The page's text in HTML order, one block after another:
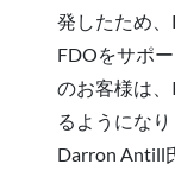
発したため
FDOをサポ
のお客様は
るようにな
Darron Antill